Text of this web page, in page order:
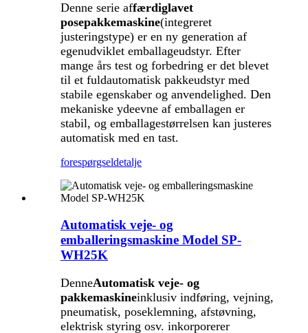
Denne serie affærdiglavet
posepakkemaskine(integreret
justeringstype) er en ny generation af
egenudviklet emballageudstyr. Efter
mange års test og forbedring er det blevet
til et fuldautomatisk pakkeudstyr med
stabile egenskaber og anvendelighed. Den
mekaniske ydeevne af emballagen er
stabil, og emballagestørrelsen kan justeres
automatisk med en tast.
forespørgseldetalje
Automatisk veje- og
emballeringsmaskine Model SP-
WH25K
DenneAutomatisk veje- og
pakkemaskineinklusiv indføring, vejning,
pneumatisk, poseklemning, afstøvning,
elektrisk styring osv. inkorporerer